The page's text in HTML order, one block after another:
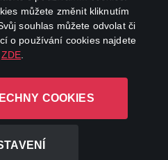
můžete změnit kliknutím
souhlas můžete odvolat či
o používání cookies najdete
ZDE
COOKIES